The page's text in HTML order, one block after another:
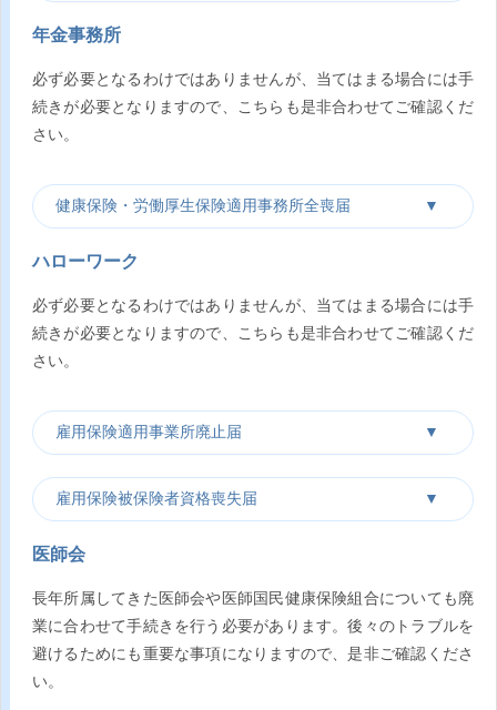
年金事務所
必ず必要となるわけではありませんが、当てはまる場合には手
続きが必要となりますので、こちらも是非合わせてご確認くだ
さい。
健康保険・労働厚生保険適用事務所全喪届
ハローワーク
必ず必要となるわけではありませんが、当てはまる場合には手
続きが必要となりますので、こちらも是非合わせてご確認くだ
さい。
雇用保険適用事業所廃止届
雇用保険被保険者資格喪失届
医師会
長年所属してきた医師会や医師国民健康保険組合についても廃
業に合わせて手続きを行う必要があります。後々のトラブルを
避けるためにも重要な事項になりますので、是非ご確認くださ
い。